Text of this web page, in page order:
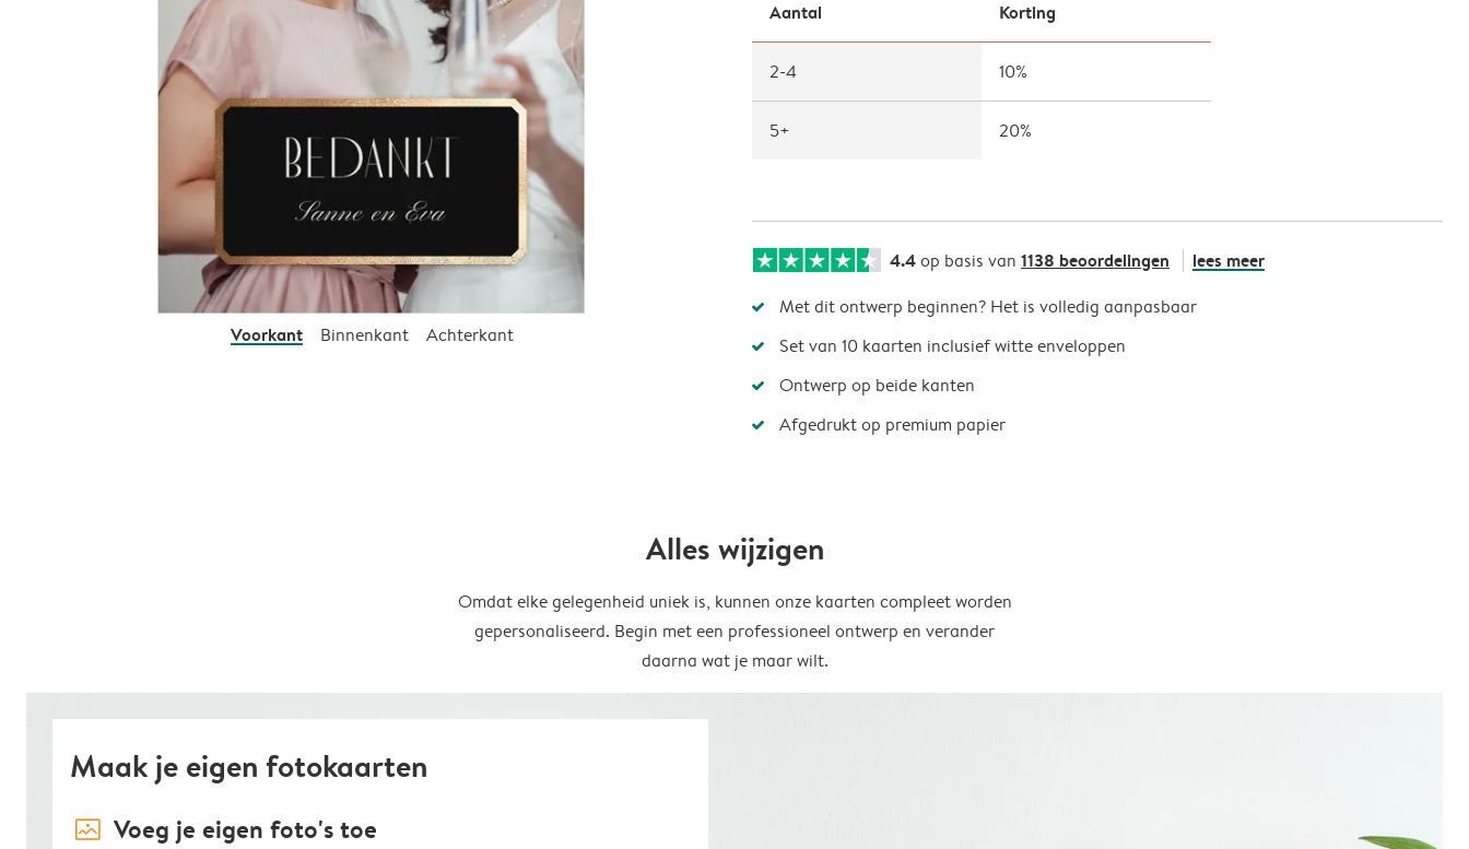
Voorkant Binnenkant Achterkant
Aantal Korting
2-4 10%
5+ 20%
4.4op basis van 1138 beoordelingen lees meer
Met dit ontwerp beginnen? Het is volledig aanpasbaar
Set van 10 kaarten inclusief witte enveloppen
Ontwerp op beide kanten
Afgedrukt op premium papier
Alles wijzigen
Omdat elke gelegenheid uniek is, kunnen onze kaarten compleet worden
gepersonaliseerd. Begin met een professioneel ontwerp en verander
daarna wat je maar wilt.
Maak je eigen fotokaarten
image_placeholder Voeg je eigen foto's toe